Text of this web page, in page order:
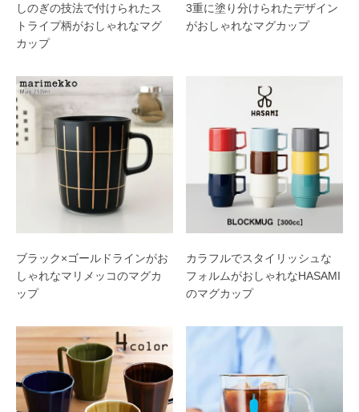
しのぎの技法で付けられたス
トライプ柄がおしゃれなマグ
カップ
3重に塗り分けられたデザイン
がおしゃれなマグカップ
ブラック×ゴールドラインがお
しゃれなマリメッコのマグカ
ップ
カラフルでスタイリッシュな
フォルムがおしゃれなHASAMI
のマグカップ